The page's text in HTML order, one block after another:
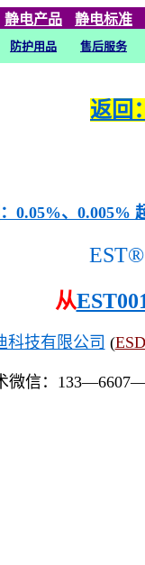
静电产品 静电标准
防护用品
售后服务
返回
：0.05%、0.005%
EST®
从
科技有限公司 (
微信：